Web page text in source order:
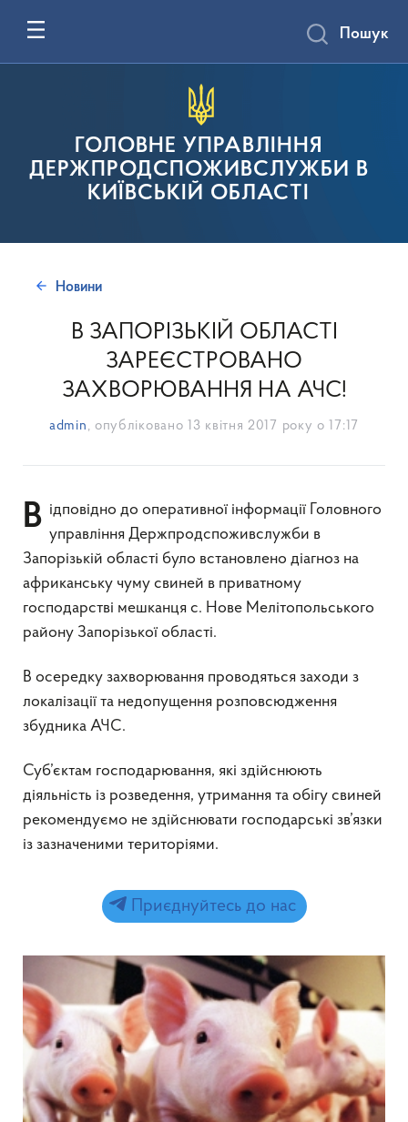
ГОЛОВНЕ УПРАВЛІННЯ
ДЕРЖПРОДСПОЖИВСЛУЖБИ В
КИЇВСЬКІЙ ОБЛАСТІ
Пошук
Новини
В ЗАПОРІЗЬКІЙ ОБЛАСТІ
ЗАРЕЄСТРОВАНО
ЗАХВОРЮВАННЯ НА АЧС!
admin , опубліковано 13 квітня 2017 року о 17:17
Відповідно до оперативної інформації Головного управління Держпродспоживслужби в
Запорізькій області було встановлено діагноз на
африканську чуму свиней в приватному
господарстві мешканця с. Нове Мелітопольського
району Запорізької області.
В осередку захворювання проводяться заходи з
локалізації та недопущення розповсюдження
збудника АЧС.
Суб’єктам господарювання, які здійснюють
діяльність із розведення, утримання та обігу свиней
рекомендуємо не здійснювати господарські зв’язки
із зазначеними територіями.
Приєднуйтесь до нас